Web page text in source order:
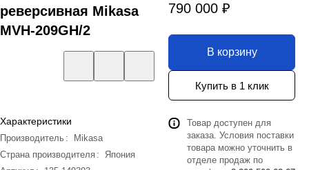
реверсивная Mikasa
MVH-209GH/2
Характеристики
Производитель :
Mikasa
Страна производителя :
Япония
790 000 ₽
В корзину
Купить в 1 клик
Товар доступен для
заказа. Условия поставки
товара можно уточнить в
отделе продаж по